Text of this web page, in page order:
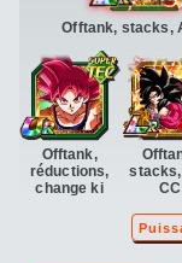
Offtank, stacks,
Offtank,
réductions,
change ki
CC